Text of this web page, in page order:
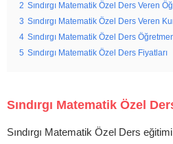
2 Sındırgı Matematik Özel Ders Veren
3 Sındırgı Matematik Özel Ders Veren
4 Sındırgı Matematik Özel Ders
5 Sındırgı Matematik Özel Ders Fiyatları
Sındırgı Matematik Özel
Sındırgı Matematik Özel Ders